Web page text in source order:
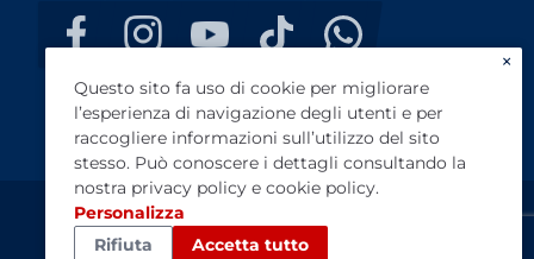
F.lli Magnani SRL - PI 03611290408 - Capitale Sociale €
70.000,00 - REA: FO-308357 - Reg. Imprese 03611290408
×
Questo sito fa uso di cookie per migliorare
l’esperienza di navigazione degli utenti e per
raccogliere informazioni sull’utilizzo del sito
stesso. Può conoscere i dettagli consultando la
nostra privacy policy e cookie policy.
Personalizza
Rifiuta
Accetta tutto